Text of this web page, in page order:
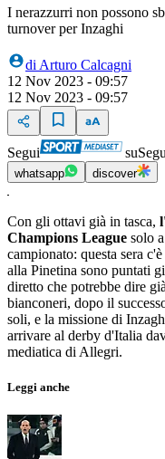
I nerazzurri non possono
turnover per Inzaghi
di Arturo Calcagni
12 Nov 2023 - 09:57
12 Nov 2023 - 09:57
Segui su
whatsapp discover
Con gli ottavi già in tasca,
Champions League solo
campionato: questa sera
alla Pinetina sono puntati
diretto che potrebbe dire
bianconeri, dopo il
soli, e la missione di
arrivare al derby d'Italia
mediatica di Allegri.
Leggi anche